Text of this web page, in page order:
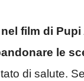
nel film di Pupi
le
di salute.